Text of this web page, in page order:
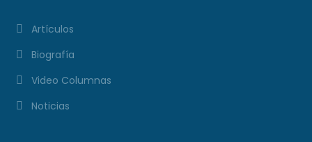
Artículos
Biografía
Video Columnas
Noticias